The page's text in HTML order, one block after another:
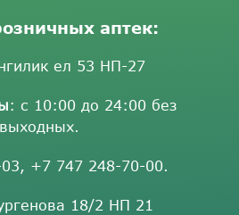
аптек:
ел 53 НП-27
: с 10:00 до 24:00 без
выходных.
, +7 747 248-70-00.
18/2 НП 21